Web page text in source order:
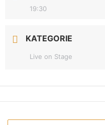
19:30
KATEGORIE
Live on Stage